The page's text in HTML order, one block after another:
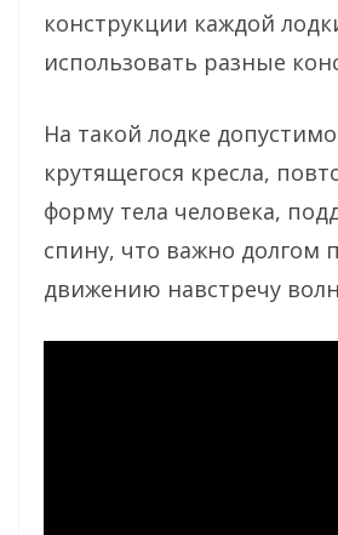
конструкции каждой
использовать разные
На такой лодке
крутящегося кресла,
форму тела человека,
спину, что важно долгом
движению навстречу